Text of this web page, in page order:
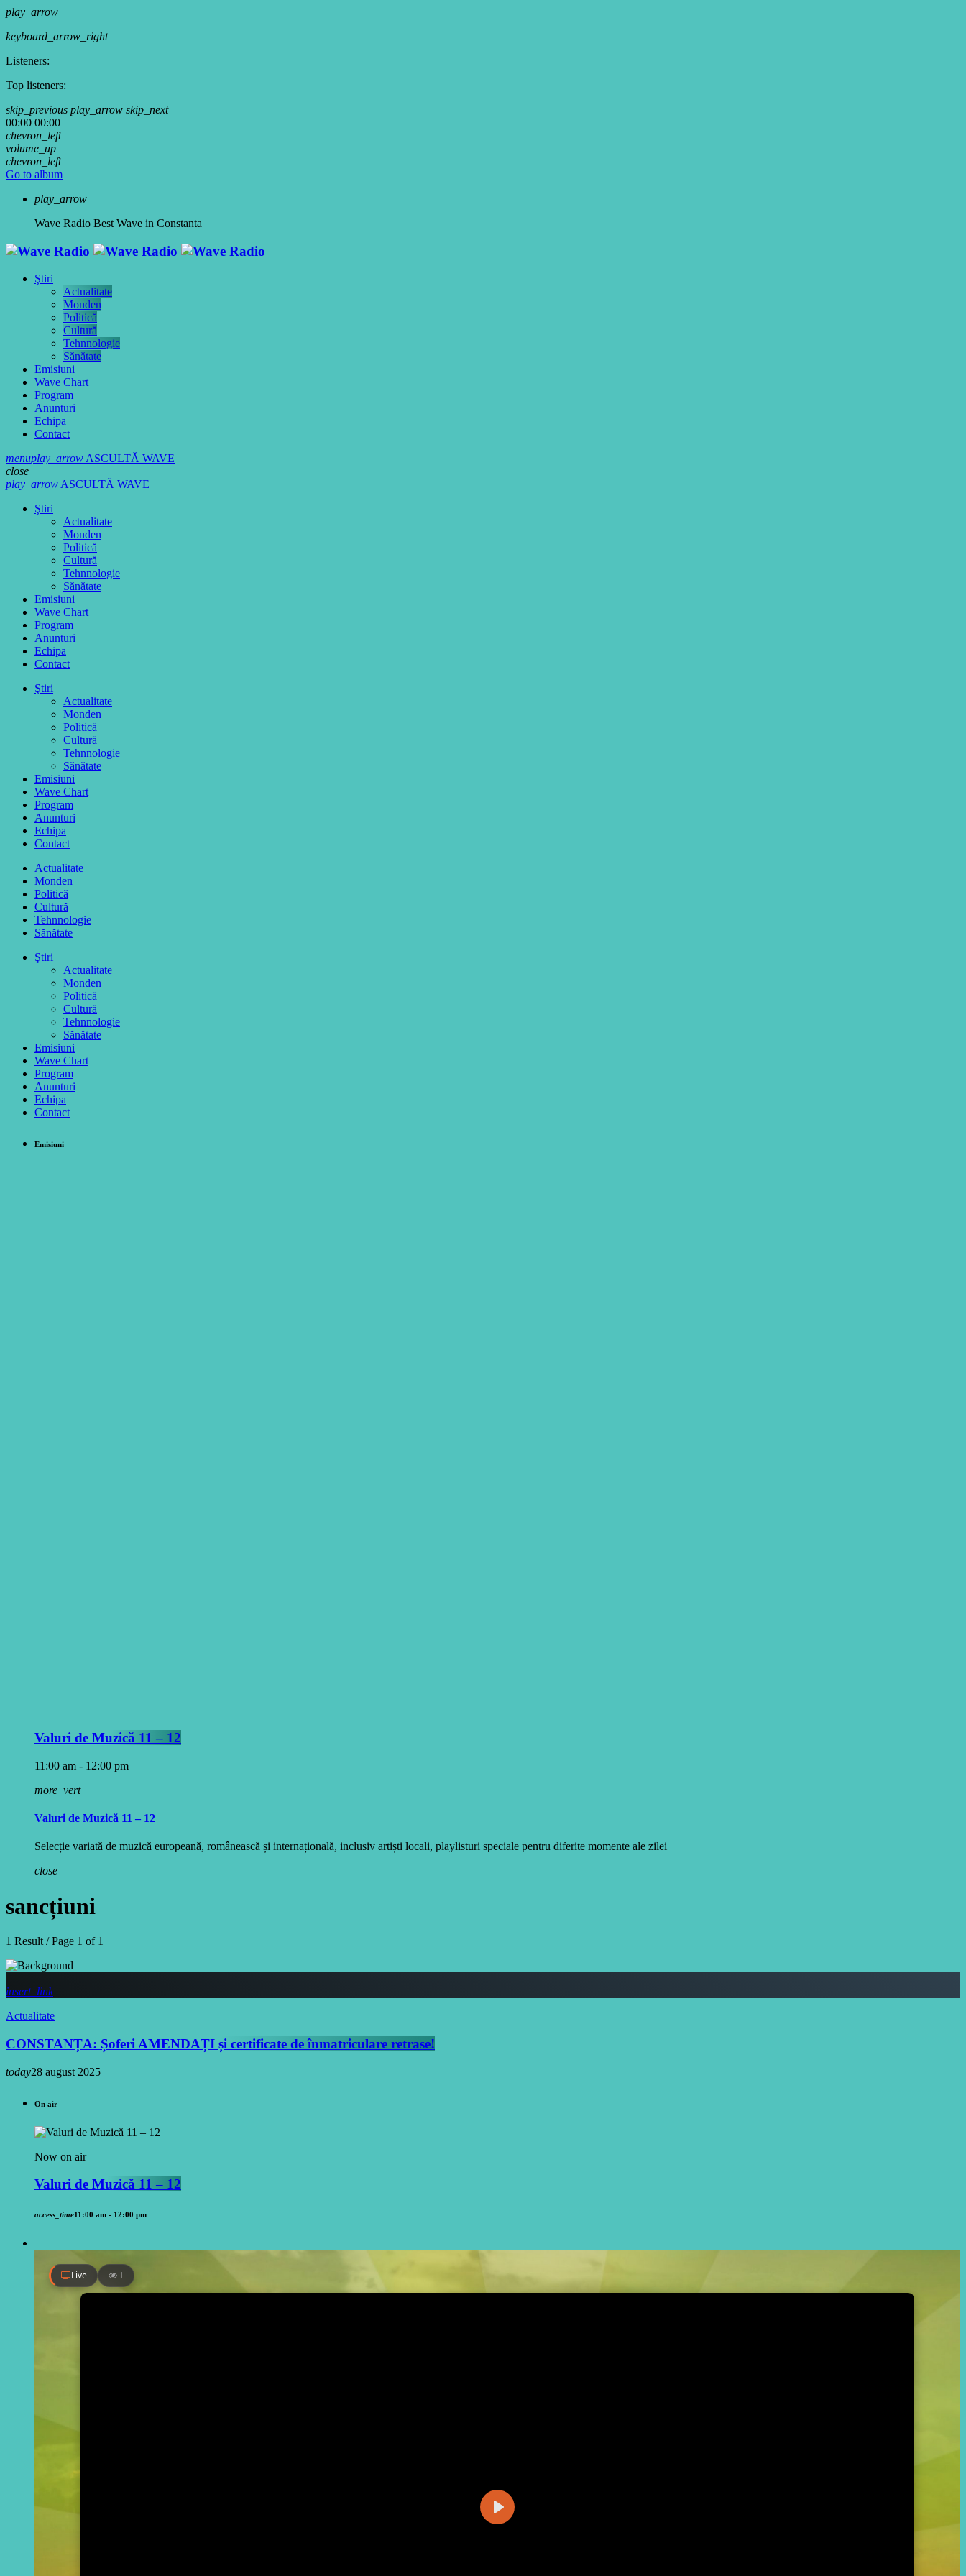
play_arrow
keyboard_arrow_right
Listeners:
Top listeners:
skip_previous play_arrow skip_next
00:00 00:00
chevron_left
volume_up
chevron_left
Go to album
play_arrow
Wave Radio Best Wave in Constanta
Ştiri
Actualitate
Monden
Politică
Cultură
Tehnnologie
Sănătate
Emisiuni
Wave Chart
Program
Anunturi
Echipa
Contact
menuplay_arrowASCULTĂ WAVE
close
play_arrowASCULTĂ WAVE
Ştiri
Actualitate
Monden
Politică
Cultură
Tehnnologie
Sănătate
Emisiuni
Wave Chart
Program
Anunturi
Echipa
Contact
Ştiri
Actualitate
Monden
Politică
Cultură
Tehnnologie
Sănătate
Emisiuni
Wave Chart
Program
Anunturi
Echipa
Contact
Actualitate
Monden
Politică
Cultură
Tehnnologie
Sănătate
Ştiri
Actualitate
Monden
Politică
Cultură
Tehnnologie
Sănătate
Emisiuni
Wave Chart
Program
Anunturi
Echipa
Contact
Emisiuni
Valuri de Muzică 11 – 12
11:00 am - 12:00 pm
more_vert
Valuri de Muzică 11 – 12
Selecție variată de muzică europeană, românească și internațională, inclusiv artiști locali, playlisturi speciale pentru diferite momente ale zilei
close
sancțiuni
1 Result / Page 1 of 1
insert_link
Actualitate
CONSTANȚA: Șoferi AMENDAȚI și certificate de înmatriculare retrase!
today28 august 2025
On air
Now on air
Valuri de Muzică 11 – 12
access_time11:00 am - 12:00 pm